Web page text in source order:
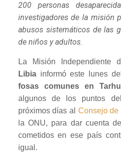
200 personas
investigadores de la misión
abusos sistemáticos de las
de niños y adultos.
La Misión Independiente
Libiainformó este lunes
fosas comunes en
algunos de los puntos
próximos días al Consejo de
la ONU, para dar cuenta
cometidos en ese país
igual.